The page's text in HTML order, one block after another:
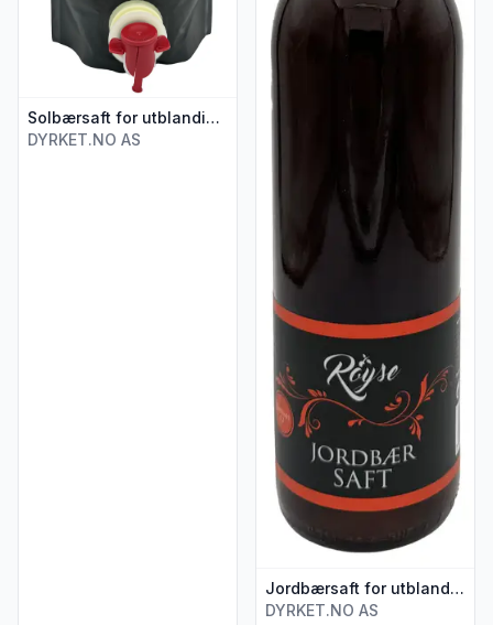
Solbærsaft for utblanding 1,5 l
DYRKET.NO AS
Jordbærsaft for utblanding 0,75 l
DYRKET.NO AS